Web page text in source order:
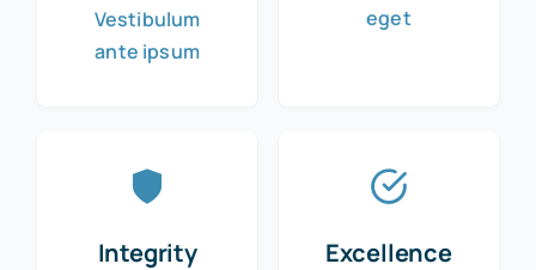
Vestibulum
ante ipsum
eget
Integrity Excellence